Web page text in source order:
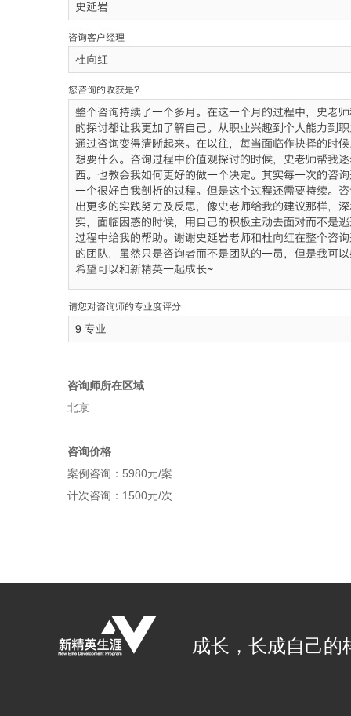
咨询师所在区域
北京
咨询价格
案例咨询：5980元/案
计次咨询：1500元/次
成长，长成自己的